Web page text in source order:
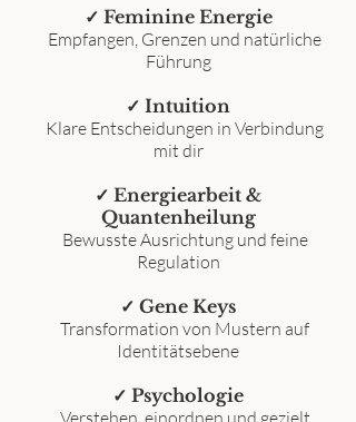
✓ Feminine Energie
Empfangen, Grenzen und natürliche
Führung
✓ Intuition
Klare Entscheidungen in Verbindung
mit dir
✓ Energiearbeit &
Quantenheilung
Bewusste Ausrichtung und feine
Regulation
✓ Gene Keys
Transformation von Mustern auf
Identitätsebene
✓ Psychologie
Verstehen, einordnen und gezielt